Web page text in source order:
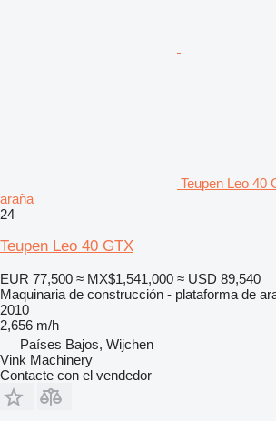
Teupen Leo 40
araña
24
Teupen Leo 40 GTX
EUR 77,500 ≈ MX$1,541,000 ≈ USD 89,540
Maquinaria de construcción - plataforma de
2010
2,656 m/h
Países Bajos, Wijchen
Vink Machinery
Contacte con el vendedor